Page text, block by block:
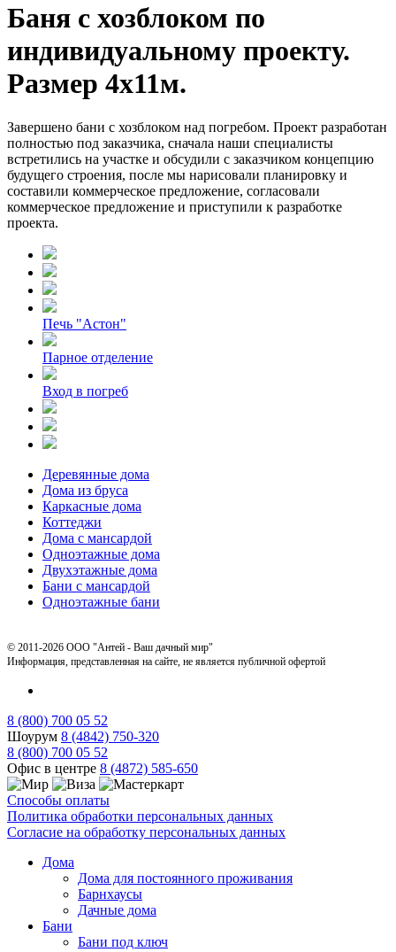
Баня с хозблоком по
индивидуальному проекту.
Размер 4х11м.
Завершено бани с хозблоком над погребом. Проект разработан
полностью под заказчика, сначала наши специалисты
встретились на участке и обсудили с заказчиком концепцию
будущего строения, после мы нарисовали планировку и
составили коммерческое предложение, согласовали
коммерческое предложение и приступили к разработке
проекта.
Печь "Астон"
Парное отделение
Вход в погреб
Деревянные дома
Дома из бруса
Каркасные дома
Коттеджи
Дома с мансардой
Одноэтажные дома
Двухэтажные дома
Бани с мансардой
Одноэтажные бани
© 2011-2026 ООО "Антей - Ваш дачный мир"
Информация, представленная на сайте, не является публичной офертой
8 (800) 700 05 52
Шоурум 8 (4842) 750-320
8 (800) 700 05 52
Офис в центре 8 (4872) 585-650
Способы оплаты
Политика обработки персональных данных
Согласие на обработку персональных данных
Дома
Дома для постоянного проживания
Барнхаусы
Дачные дома
Бани
Бани под ключ